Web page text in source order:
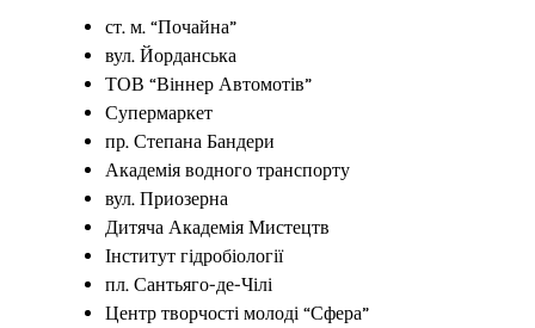
ст. м. “Почайна”
вул. Йорданська
ТОВ “Віннер Автомотів”
Супермаркет
пр. Степана Бандери
Академія водного транспорту
вул. Приозерна
Дитяча Академія Мистецтв
Інститут гідробіології
пл. Сантьяго-де-Чілі
Центр творчості молоді “Сфера”